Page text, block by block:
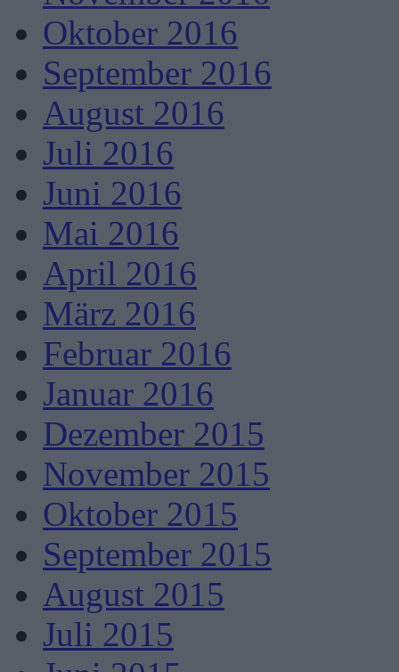
Oktober 2016
September 2016
August 2016
Juli 2016
Juni 2016
Mai 2016
April 2016
März 2016
Februar 2016
Januar 2016
Dezember 2015
November 2015
Oktober 2015
September 2015
August 2015
Juli 2015